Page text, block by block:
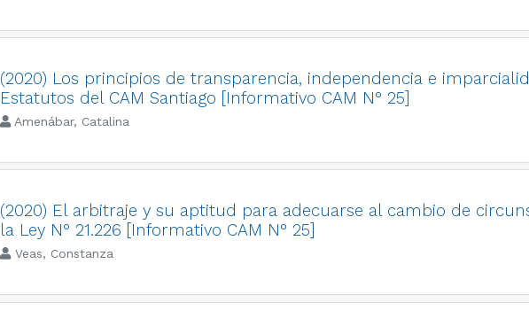
(2020) Los principios de transparencia, independencia e
Estatutos del CAM Santiago [Informativo CAM N° 25]
Amenábar, Catalina
(2020) El arbitraje y su aptitud para adecuarse al cambio de
la Ley N° 21.226 [Informativo CAM N° 25]
Veas, Constanza